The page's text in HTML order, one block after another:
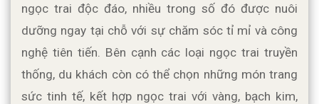
ngọc trai độc đáo, nhiều trong số đó được nuôi
dưỡng ngay tại chỗ với sự chăm sóc tỉ mỉ và công
nghệ tiên tiến. Bên cạnh các loại ngọc trai truyền
thống, du khách còn có thể chọn những món trang
sức tinh tế, kết hợp ngọc trai với vàng, bạch kim,